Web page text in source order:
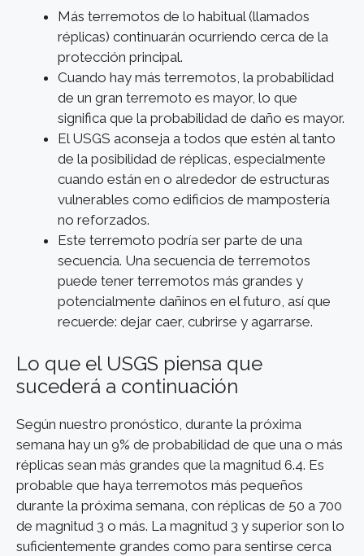
Más terremotos de lo habitual (llamados
réplicas) continuarán ocurriendo cerca de la
protección principal.
Cuando hay más terremotos, la probabilidad
de un gran terremoto es mayor, lo que
significa que la probabilidad de daño es mayor.
El USGS aconseja a todos que estén al tanto
de la posibilidad de réplicas, especialmente
cuando están en o alrededor de estructuras
vulnerables como edificios de mampostería
no reforzados.
Este terremoto podría ser parte de una
secuencia. Una secuencia de terremotos
puede tener terremotos más grandes y
potencialmente dañinos en el futuro, así que
recuerde: dejar caer, cubrirse y agarrarse.
Lo que el USGS piensa que
sucederá a continuación
Según nuestro pronóstico, durante la próxima
semana hay un 9% de probabilidad de que una o más
réplicas sean más grandes que la magnitud 6.4. Es
probable que haya terremotos más pequeños
durante la próxima semana, con réplicas de 50 a 700
de magnitud 3 o más. La magnitud 3 y superior son lo
suficientemente grandes como para sentirse cerca